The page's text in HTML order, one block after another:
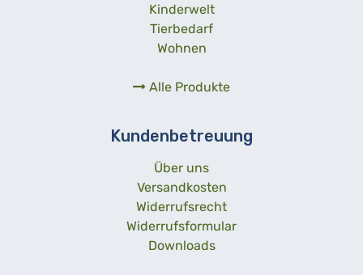
Kinderwelt
Tierbedarf
Wohnen
Alle Produkte
Kundenbetreuung
Über uns
Versandkosten
Widerrufsrecht
Widerrufsformular
Downloads